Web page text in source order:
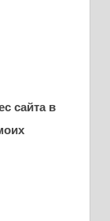
сайта в